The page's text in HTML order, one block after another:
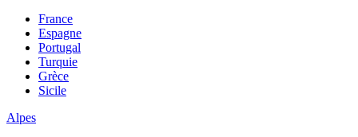
France
Espagne
Portugal
Turquie
Grèce
Sicile
Alpes